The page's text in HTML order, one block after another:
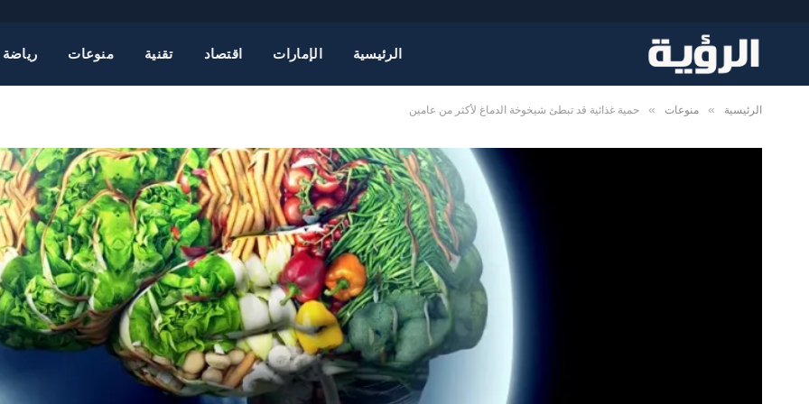
الرئيسية الإمارات اقتصاد تقنية منوعات رياضة
الرئيسية » منوعات » حمية غذائية قد تبطئ شيخوخة الدماغ لأكثر من عامين